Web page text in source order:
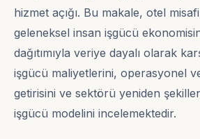
hizmet açığı. Bu makale, otel
geleneksel insan işgücü
dağıtımıyla veriye dayalı olarak
işgücü maliyetlerini, operasyonel
getirisini ve sektörü yeniden
işgücü modelini incelemektedir.